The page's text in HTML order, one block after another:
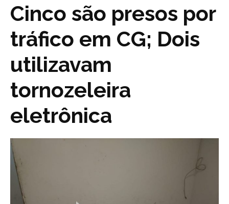
Cinco são presos por
tráfico em CG; Dois
utilizavam
tornozeleira
eletrônica